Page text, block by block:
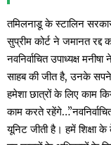
तमिलनाडू के स्टालिन
सुप्रीम कोर्ट ने जमानत रद्द
नवनिर्वाचित उपाध्यक्ष
साहब की जीत है, उनके
हमेशा छात्रों के लिए काम
काम करते
यूनिट जीती है। हमें